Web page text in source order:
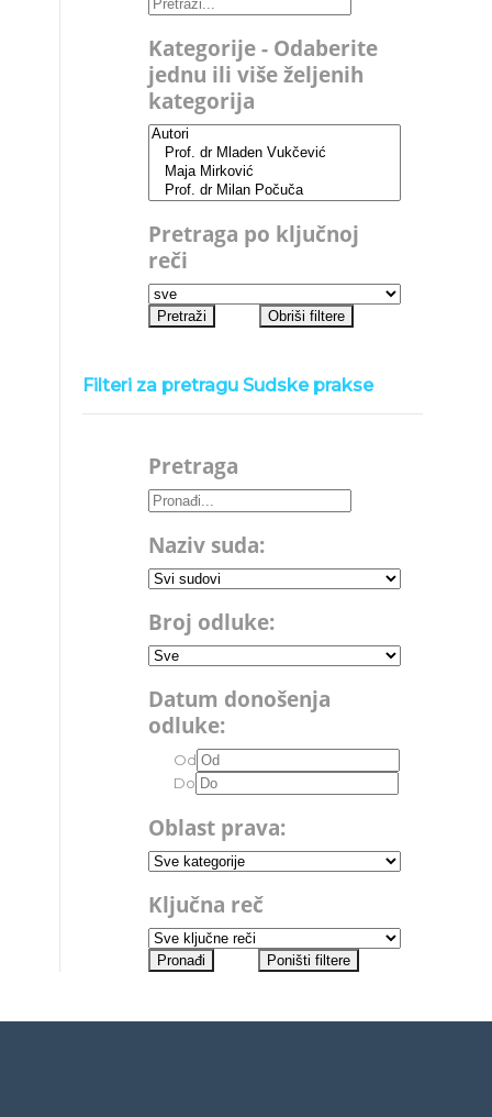
Kategorije - Odaberite
jednu ili više željenih
kategorija
Pretraga po ključnoj
reči
Filteri za pretragu Sudske prakse
Pretraga
Naziv suda:
Broj odluke:
Datum donošenja
odluke:
Od
Do
Oblast prava:
Ključna reč